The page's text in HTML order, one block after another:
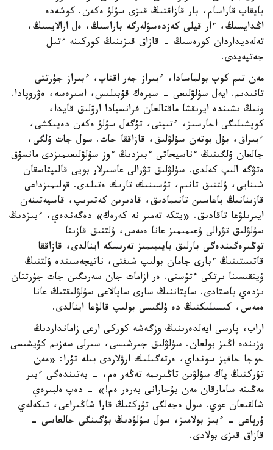
بايقاپ قاراسام، بار قازاقتىڭ قىزى سۇلۋ ەكەن. كوشەدە
اڭدايسىڭ، ءار قيلى كەزدەسۋلەرگە باراسىڭ، ەل ارالايسىڭ،
تەلەديداردان كورەسىڭ - قازاق قىزىنىڭ كوركىنە ءتىل
جەتپەيدى.
مەن تىم كوپ بولماسادا، ءبىراز جەر اقتاپ، ءبىراز جۇرتتى
تانىدىم. ايەل سۇلۋلىعى - سيرەك قۇبىلىس، اسىرەسە، ەۋروپادا.
ونىڭ ىشىندە ايرىقشا ماقتالعان فرانسيادا ارۋلىق قايدا،
كوپشىلىگى اجارسىز، ءتىپتى، تۇگەل سۇلۋ ەكەن دەيىكشى،
ءبىراق، بۇل بوتەن سۇلۋلىق، قازاققا جات. سول جات ۇلگى،
جالعان ۇلگىنىڭ ءناسيحاتى ءبىزدىڭ ءوز سۇلۋلىعىمىزدى مانسۇق
ەتۋگە الىپ كەلدى. سۇلۋلىق تۋرالى عاسىرلار بويى قالىپتاسقان
شىنايى، ۇلتتىق تانىم، تۇسىنىك تارىك ەتىلدى. قولىمىزداعى
قازىنانىڭ باعاسىن تانىمادىق، قادىرىن كەتىرىپ، قاسيەتىنەن
ايىرىلۋعا تاقادىق. «يتكە تەمىر نە كەرەك» دەگەندەي، ءبىزدىڭ
سۇلۋلىق تۋرالى ۇعىمىمىز عانا ەمەس، ۇلتتىق قازىنا
توڭىرەگىندەگى بارلىق بايىبىمىز تەرىسكە اينالدى، قازاققا
قاتىستىنىڭ ءبارى جامان بولىپ شىقتى، ناتيجەسىندە ۇلتتىڭ
ۇيتقىسىنا ىرتكى ءتۇستى. ەر ازامات جان سەرىگىن جات جۇرتتان
ىزدەي باستادى. سايتاننىڭ سارى ساپالاعى سۇلۋلىقتىڭ عانا
ەمەس، كىسىلىكتىڭ دە ۇلگىسى بولىپ قالۋعا اينالدى.
اراب، پارسى ايەلدەرىنىڭ وزگەشە كوركى ارعى زامانداردىڭ
وزىندە اڭىز بولعان. سۇلۋلىق جىرشىسى، سىرلى سەزىم كۇيشىسى
حوجا حافيز سونداي، ەرتەگىلىك ارۋلاردى بىلە تۇرا: «مەن
تۇركتىڭ پاك سۇلۋىن تاڭىرىمە تەڭەر ەم، - بەتىندەگى ءبىر
مەڭىنە سامارقان مەن بۇحارانى بەرەر ەم!» - دەپ ەلبىرەي
شالقىعان عوي. سول ەجەلگى تۇركتىڭ قارا شاڭىراعى، تىكەلەي
ۇرپاعى - ءبىز بولامىز، سول سۇلۋدىڭ بۇگىنگى جالعاسى -
قازاق قىزى بولادى.